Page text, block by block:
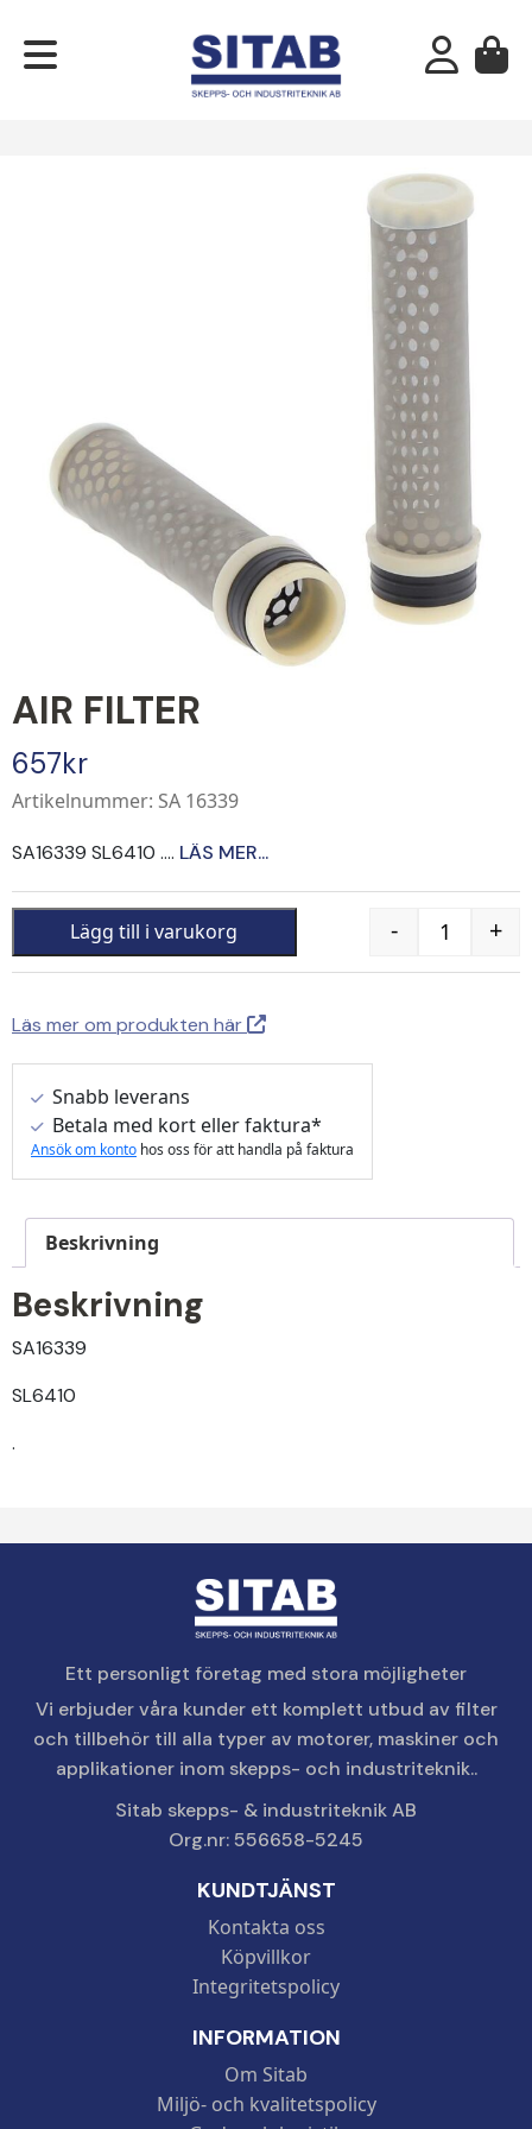
AIR FILTER
657kr
Artikelnummer: SA 16339
SA16339 SL6410 .... LÄS MER...
Quantity
- +
Lägg till i varukorg
Läs mer om produkten här
Snabb leverans
Betala med kort eller faktura*
Ansök om konto hos oss för att handla på faktura
Beskrivning
Beskrivning
SA16339
SL6410
.
Ett personligt företag med stora möjligheter
Vi erbjuder våra kunder ett komplett utbud av filter
och tillbehör till alla typer av motorer, maskiner och
applikationer inom skepps- och industriteknik..
Sitab skepps- & industriteknik AB
Org.nr: 556658-5245
KUNDTJÄNST
Kontakta oss
Köpvillkor
Integritetspolicy
INFORMATION
Om Sitab
Miljö- och kvalitetspolicy